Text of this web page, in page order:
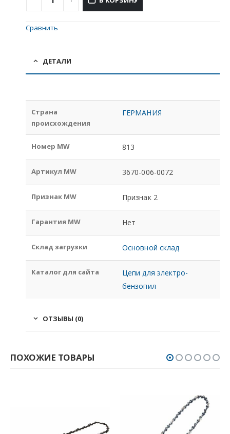
Сравнить
ДЕТАЛИ
Страна
происхождения
ГЕРМАНИЯ
Номер MW 813
Артикул MW 3670-006-0072
Признак MW Признак 2
Гарантия MW Нет
Склад загрузки Основной склад
Каталог для сайта
Цепи для электро-
бензопил
ОТЗЫВЫ (0)
ПОХОЖИЕ ТОВАРЫ